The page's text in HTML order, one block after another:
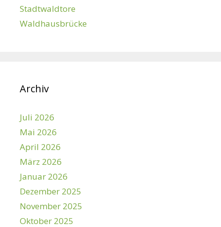
Stadtwaldtore
Waldhausbrücke
Archiv
Juli 2026
Mai 2026
April 2026
März 2026
Januar 2026
Dezember 2025
November 2025
Oktober 2025